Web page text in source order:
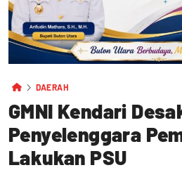
DAERAH
GMNI Kendari
Penyelenggara
Lakukan PSU